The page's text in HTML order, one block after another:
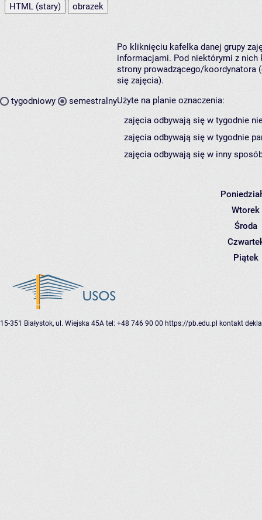
HTML (stary)
obrazek
tygodniowy semestralny
Po kliknięciu kafelka danej grupy
informacjami. Pod niektórymi z nich
strony prowadzącego/koordynatora
się zajęcia).
Użyte na planie oznaczenia:
zajęcia odbywają się w tygodnie
zajęcia odbywają się w tygodnie
zajęcia odbywają się w inny
Wtorek
Środa
Piątek
15-351 Białystok, ul. Wiejska 45A tel: +48 746 90 00 https://pb.edu.pl kontakt